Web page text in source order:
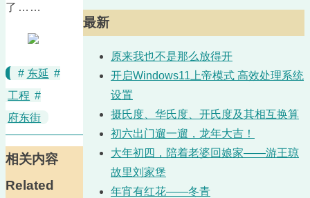
了……
# 东延 #
工程 #
府东街
相关内容
Related
最新
原来我也不是那么放得开
开启Windows11上帝模式 高效处理系统
设置
摄氏度、华氏度、开氏度及其相互换算
初六出门遛一遛，龙年大吉！
大年初四，陪着老婆回娘家——游王琼
故里刘家堡
年宵有红花——冬青